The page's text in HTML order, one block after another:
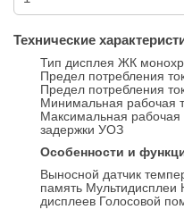
Технические
Тип дисплея ЖК
Предел потребления
Предел потребления
Минимальная рабочая
Максимальная
задержки УОЗ
Особенности и
Выносной датчик
память
дисплеев Голосовой